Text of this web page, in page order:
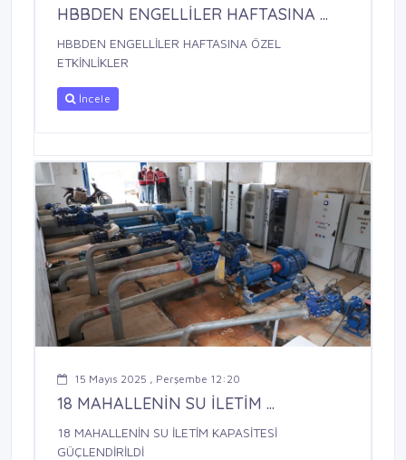
HBBDEN ENGELLİLER HAFTASINA ...
HBBDEN ENGELLİLER HAFTASINA ÖZEL
ETKİNLİKLER
İncele
15 Mayıs 2025 , Perşembe 12:20
18 MAHALLENİN SU İLETİM ...
18 MAHALLENİN SU İLETİM KAPASİTESİ
GÜÇLENDİRİLDİ